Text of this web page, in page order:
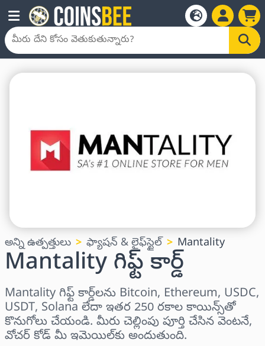
అన్ని ఉత్పత్తులు ఫ్యాషన్ & లైఫ్‌స్టైల్ Mantality
Mantality గిఫ్ట్ కార్డ్
Mantality గిఫ్ట్ కార్డ్‌లను Bitcoin, Ethereum, USDC,
USDT, Solana లేదా ఇతర 250 రకాల కాయిన్స్‌తో
కొనుగోలు చేయండి. మీరు చెల్లింపు పూర్తి చేసిన వెంటనే,
వోచర్ కోడ్ మీ ఇమెయిల్‌కు అందుతుంది.